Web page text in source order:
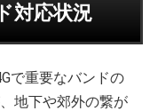
対応状況
で重要なバンドの
地下や郊外の繋が